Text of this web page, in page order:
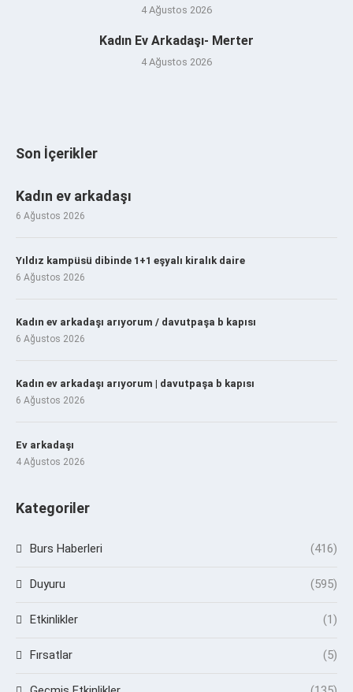
4 Ağustos 2026
Kadın Ev Arkadaşı- Merter
4 Ağustos 2026
Son İçerikler
Kadın ev arkadaşı
6 Ağustos 2026
Yıldız kampüsü dibinde 1+1 eşyalı kiralık daire
6 Ağustos 2026
Kadın ev arkadaşı arıyorum / davutpaşa b kapısı
6 Ağustos 2026
Kadın ev arkadaşı arıyorum | davutpaşa b kapısı
6 Ağustos 2026
Ev arkadaşı
4 Ağustos 2026
Kategoriler
Burs Haberleri (416)
Duyuru (595)
Etkinlikler (1)
Fırsatlar (5)